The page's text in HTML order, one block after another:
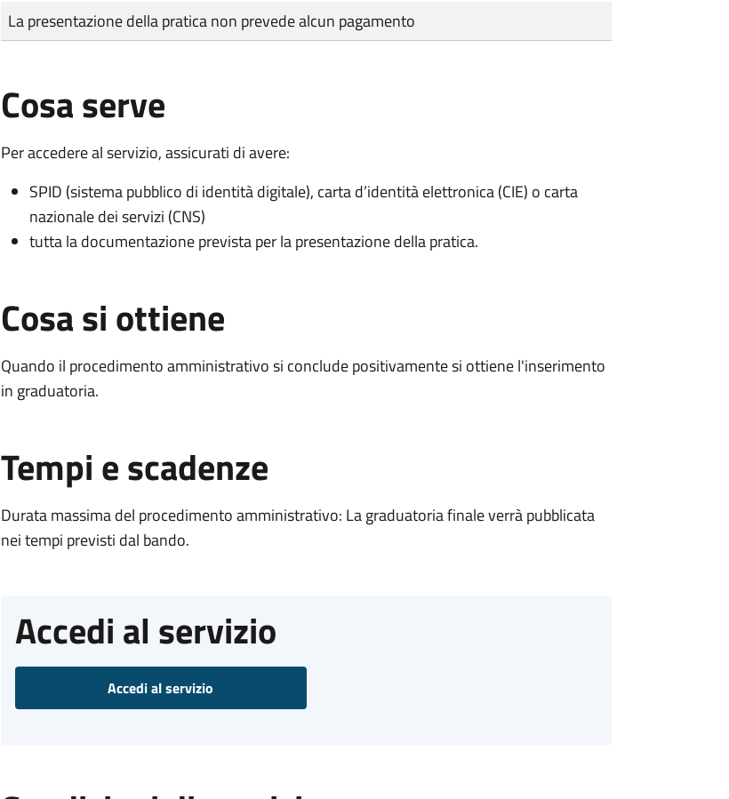
Tipo di pagamento
Importo
La presentazione della pratica non prevede alcun pagamento
Cosa serve
Per accedere al servizio, assicurati di avere:
SPID (sistema pubblico di identità digitale), carta d’identità elettronica (CIE) o carta
nazionale dei servizi (CNS)
tutta la documentazione prevista per la presentazione della pratica.
Cosa si ottiene
Quando il procedimento amministrativo si conclude positivamente si ottiene l'inserimento
in graduatoria.
Tempi e scadenze
Durata massima del procedimento amministrativo: La graduatoria finale verrà pubblicata
nei tempi previsti dal bando.
Accedi al servizio
Accedi al servizio